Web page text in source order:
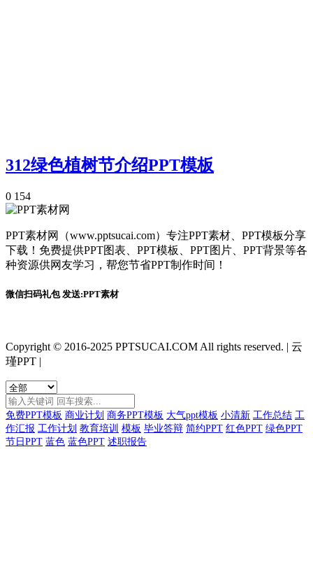
312绿色植树节介绍PPT模板
0 154
PPT素材网（www.pptsucai.com）专注PPT素材、PPT模板分享
下载！免费提供PPT图表、PPT模板、PPT图片、PPT背景等各
种资源供网友学习，帮您节省PPT制作时间！
微信扫码礼包 发送:PPT素材
Copyright © 2016-2025 PPTSUCAI.COM All rights reserved. | 云
瑾PPT |
免费PPT模板 商业计划 商务PPT模板 大气ppt模板 小清新 工作总结 工
作汇报 工作计划 教育培训 模板 毕业答辩 简约PPT 红色PPT 绿色PPT
节日PPT 蓝色 蓝色PPT 述职报告